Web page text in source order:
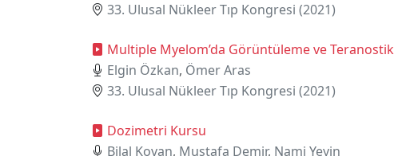
33. Ulusal Nükleer Tıp Kongresi (2021)
Multiple Myelom’da Görüntüleme ve Teranostik
Elgin Özkan, Ömer Aras
33. Ulusal Nükleer Tıp Kongresi (2021)
Dozimetri Kursu
Bilal Kovan, Mustafa Demir, Nami Yeyin